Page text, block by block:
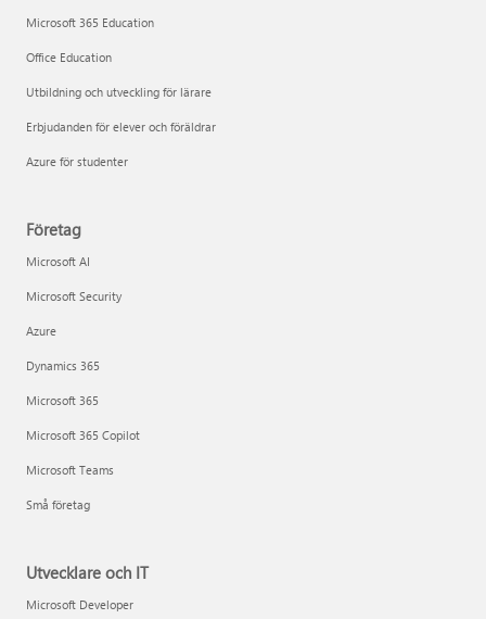
Microsoft 365 Education
Office Education
Utbildning och utveckling för lärare
Erbjudanden för elever och föräldrar
Azure för studenter
Företag
Microsoft AI
Microsoft Security
Azure
Dynamics 365
Microsoft 365
Microsoft 365 Copilot
Microsoft Teams
Små företag
Utvecklare och IT
Microsoft Developer